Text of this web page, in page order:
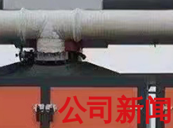
公司新闻